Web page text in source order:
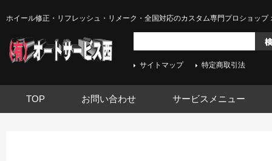
ホイール修正・リフレッシュ・リメーク・全国対応のカスタム専門プロショップ
サイトマップ 特定商取引法
TOP お問い合わせ サービスメニュー